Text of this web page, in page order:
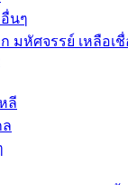
นๆ
มหัศจรรย์ เหลือเชื่
ลี
ล